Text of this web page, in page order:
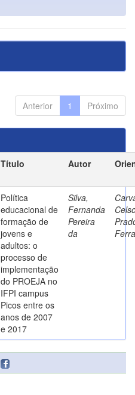
Anterior 1 Próximo
Título Autor
Política
educacional de
formação de
jovens e
adultos: o
processo de
implementação
do PROEJA no
IFPI campus
Picos entre os
anos de 2007
e 2017
Silva,
Fernanda
Pereira
da